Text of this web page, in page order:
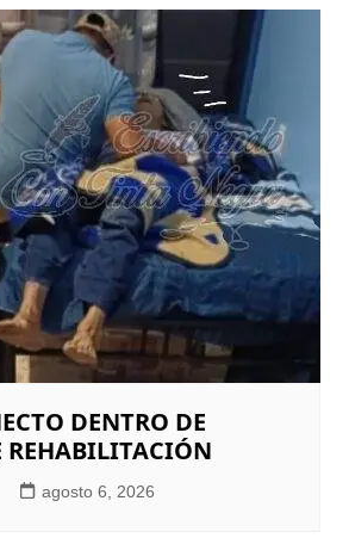
DENTRO DE
REHABILITACIÓN
agosto 6, 2026